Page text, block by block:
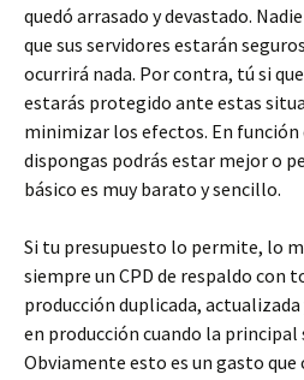
quedó arrasado y devastado.
que sus servidores estarán
ocurrirá nada. Por contra, tú si
estarás protegido ante estas
minimizar los efectos. En función
dispongas podrás estar mejor o
básico es muy barato y sencillo.
Si tu presupuesto lo permite, lo
siempre un CPD de respaldo con
producción duplicada,
en producción cuando la principal
Obviamente esto es un gasto que